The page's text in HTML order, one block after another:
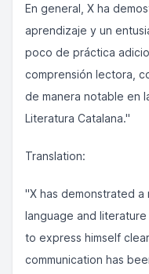
En general, X ha
aprendizaje y un
poco de práctica
comprensión lectora,
de manera notable en
Literatura Catalana."
Translation:
"X has demonstrated
language and
to express himself
communication has